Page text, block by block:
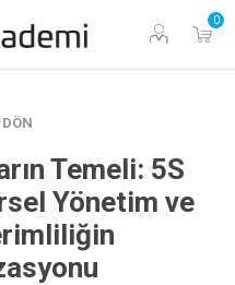
0
DÖN
Temeli: 5S
Yönetim ve